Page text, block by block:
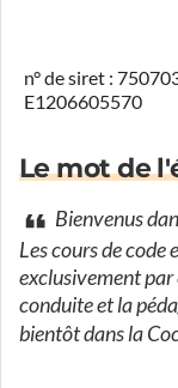
n° de siret :
E1206605570
Le mot de
Bienvenus
Les cours de code
exclusivement par
conduite et la
bientôt dans la